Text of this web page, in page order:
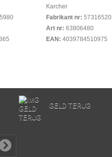
Karcher
Fabrikant nr: 57316520
Art nr: 63806480
EAN: 4039784510975
GELD TERUG